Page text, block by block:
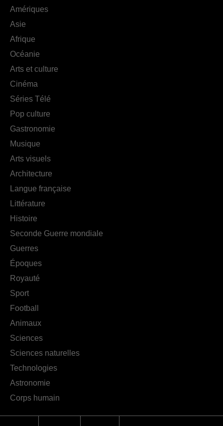
Amériques
Asie
Afrique
Océanie
Arts et culture
Cinéma
Séries Télé
Pop culture
Gastronomie
Musique
Arts visuels
Architecture
Langue française
Littérature
Histoire
Seconde Guerre mondiale
Guerres
Époques
Royauté
Sport
Football
Animaux
Sciences
Sciences naturelles
Technologies
Astronomie
Corps humain